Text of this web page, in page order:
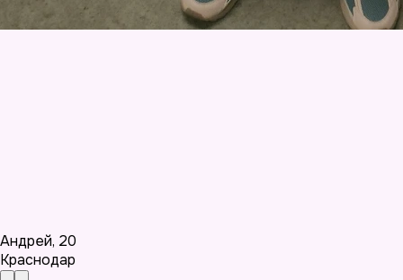
Андрей, 20
Краснодар